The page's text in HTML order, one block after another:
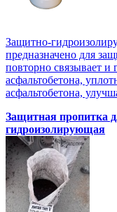
Защитно-
предназначено для
повторно связывает и
асфальтобетона,
асфальтобетона,
Защитная пропитка
гидроизолирующая